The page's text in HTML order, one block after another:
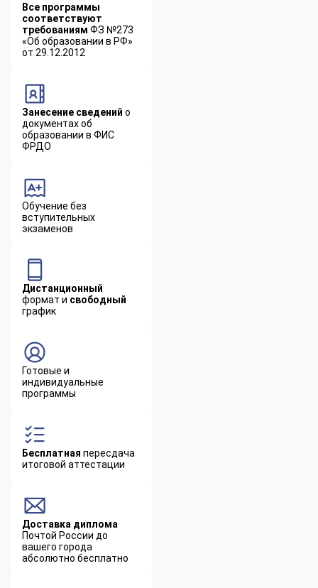
Все программы
соответствуют
требованиям ФЗ №273
«Об образовании в РФ»
от 29.12.2012
Занесение сведений о
документах об
образовании в ФИС
ФРДО
Обучение без
вступительных
экзаменов
Дистанционный
формат и свободный
график
Готовые и
индивидуальные
программы
Бесплатная пересдача
итоговой аттестации
Доставка диплома
Почтой России до
вашего города
абсолютно бесплатно